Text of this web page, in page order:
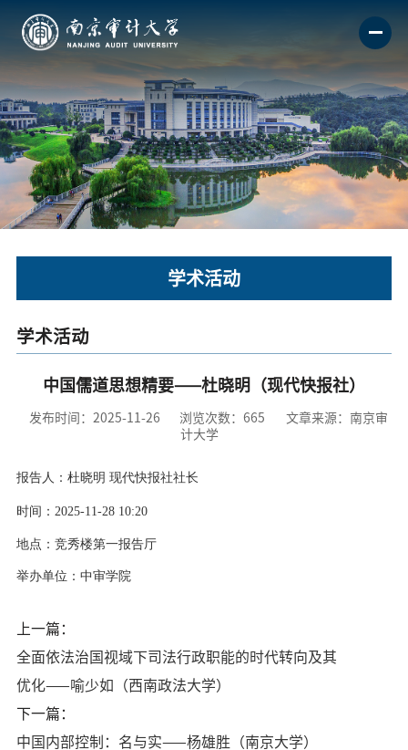
学术活动
学术活动
中国儒道思想精要——杜晓明（现代快报社）
发布时间：2025-11-26 浏览次数： 665
文章来源：南京审
计大学
报告人：杜晓明 现代快报社社长
时间： 2025-11-28 10:20
地点： 竞秀楼第一报告厅
举办单位： 中审学院
上一篇：
全面依法治国视域下司法行政职能的时代转向及其
优化——喻少如（西南政法大学）
下一篇：
中国内部控制：名与实——杨雄胜（南京大学）